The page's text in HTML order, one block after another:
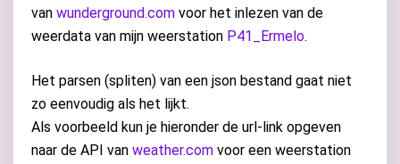
van wunderground.com voor het inlezen van de
weerdata van mijn weerstation P41_Ermelo.
Het parsen (spliten) van een json bestand gaat niet
zo eenvoudig als het lijkt.
Als voorbeeld kun je hieronder de url-link opgeven
naar de API van weather.com voor een weerstation